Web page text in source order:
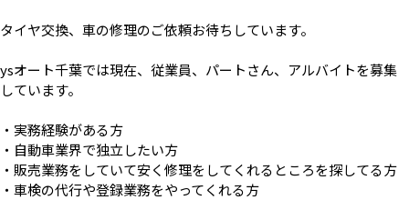
タイヤ交換、車の修理のご依頼お待ちしています。
ysオート千葉では現在、従業員、パートさん、アルバイトを募集
しています。
・実務経験がある方
・自動車業界で独立したい方
・販売業務をしていて安く修理をしてくれるところを探してる方
・車検の代行や登録業務をやってくれる方